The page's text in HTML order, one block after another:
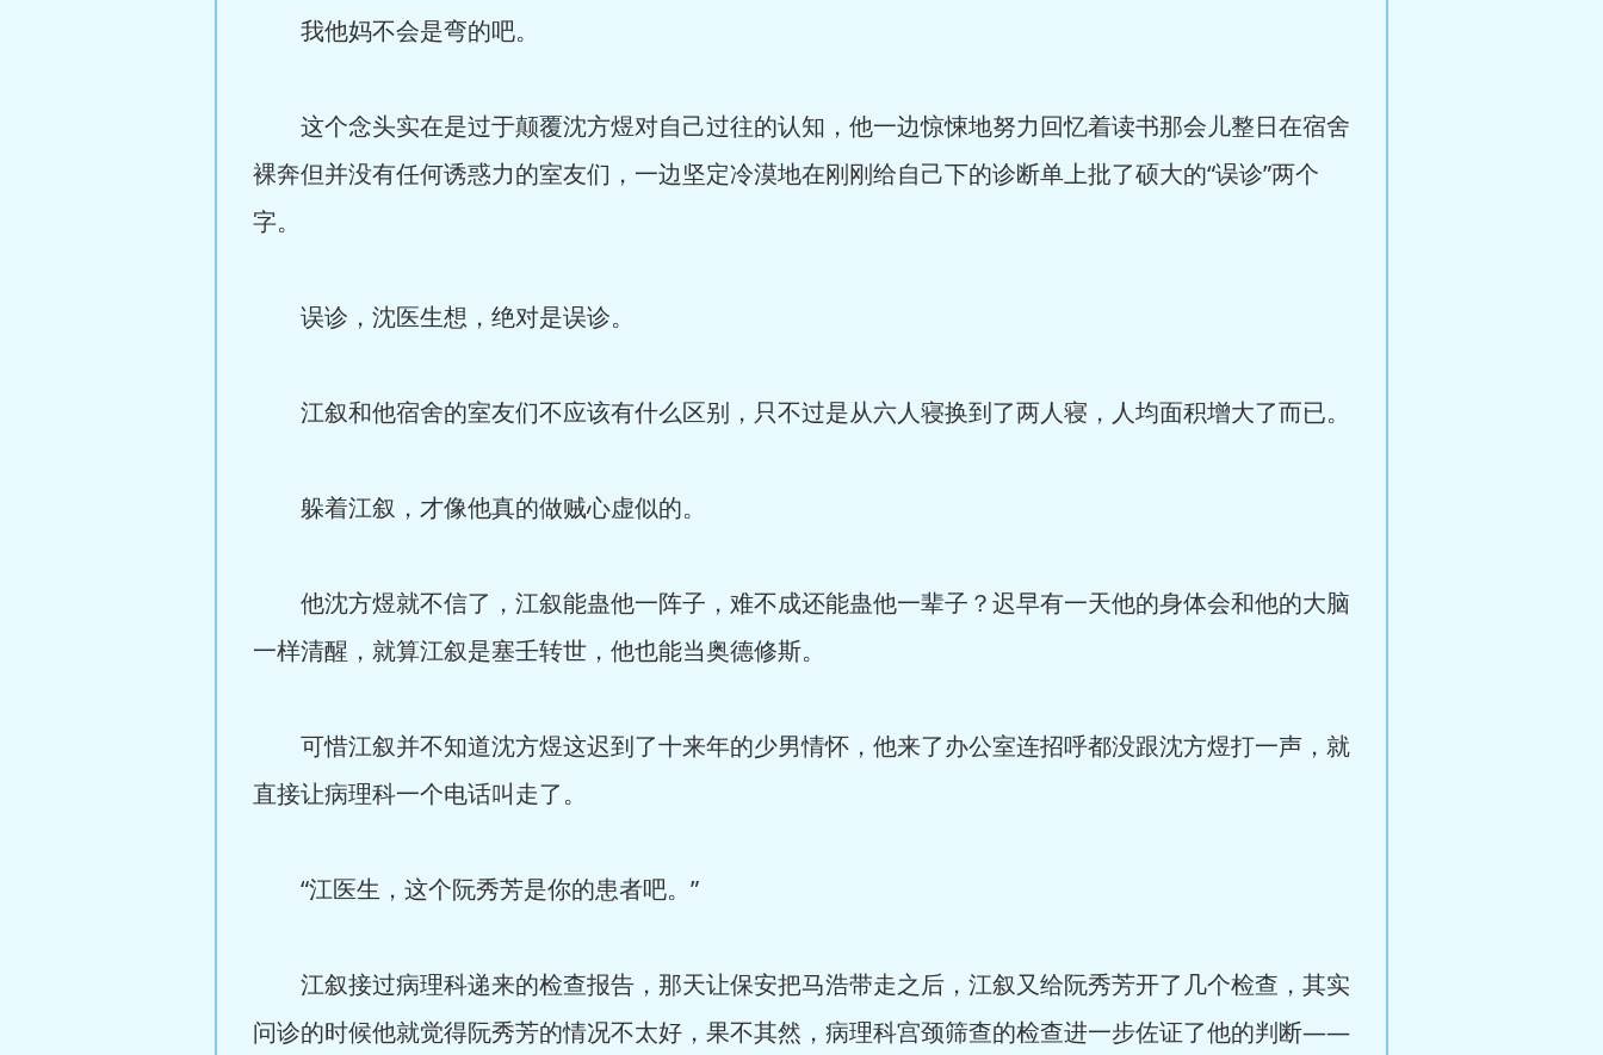
我他妈不会是弯的吧。
这个念头实在是过于颠覆沈方煜对自己过往的认知，他一边惊悚地努力回忆着读书那会儿整日在宿舍
裸奔但并没有任何诱惑力的室友们，一边坚定冷漠地在刚刚给自己下的诊断单上批了硕大的“误诊”两个
字。
误诊，沈医生想，绝对是误诊。
江叙和他宿舍的室友们不应该有什么区别，只不过是从六人寝换到了两人寝，人均面积增大了而已。
躲着江叙，才像他真的做贼心虚似的。
他沈方煜就不信了，江叙能蛊他一阵子，难不成还能蛊他一辈子？迟早有一天他的身体会和他的大脑
一样清醒，就算江叙是塞壬转世，他也能当奥德修斯。
可惜江叙并不知道沈方煜这迟到了十来年的少男情怀，他来了办公室连招呼都没跟沈方煜打一声，就
直接让病理科一个电话叫走了。
“江医生，这个阮秀芳是你的患者吧。”
江叙接过病理科递来的检查报告，那天让保安把马浩带走之后，江叙又给阮秀芳开了几个检查，其实
问诊的时候他就觉得阮秀芳的情况不太好，果不其然，病理科宫颈筛查的检查进一步佐证了他的判断——